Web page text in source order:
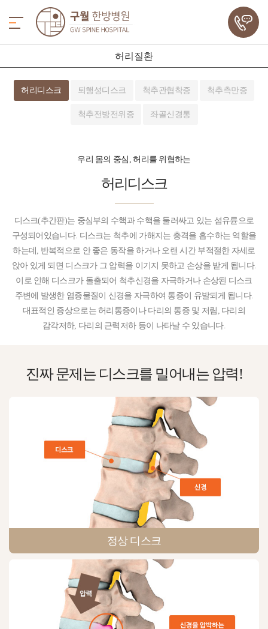
허리질환
허리디스크 퇴행성디스크 척추관협착증 척추측만증
척추전방전위증 좌골신경통
우리 몸의 중심, 허리를 위협하는
허리디스크
디스크(추간판)는 중심부의 수핵과 수핵을 둘러싸고 있는 섬유륜으로
구성되어있습니다. 디스크는 척추에 가해지는 충격을 흡수하는 역할을
하는데, 반복적으로 안 좋은 동작을 하거나 오랜 시간 부적절한 자세로
앉아 있게 되면 디스크가 그 압력을 이기지 못하고 손상을 받게 됩니다.
이로 인해 디스크가 돌출되어 척추신경을 자극하거나 손상된 디스크
주변에 발생한 염증물질이 신경을 자극하여 통증이 유발되게 됩니다.
대표적인 증상으로는 허리통증이나 다리의 통증 및 저림, 다리의
감각저하, 다리의 근력저하 등이 나타날 수 있습니다.
진짜 문제는 디스크를 밀어내는 압력!
정상 디스크